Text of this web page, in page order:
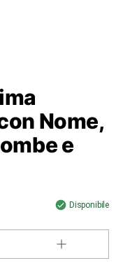
Nome,
e
Disponibile
Aumenta
quantità